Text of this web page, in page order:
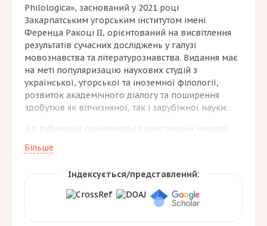
Philologica», заснований у 2021 році
Закарпатським угорським інститутом імені
Ференца Ракоці ІІ, орієнтований на висвітлення
результатів сучасних досліджень у галузі
мовознавства та літературознавства. Видання має
на меті популяризацію наукових студій з
української, угорської та іноземної філології,
розвиток академічного діалогу та поширення
здобутків як вітчизняної, так і зарубіжної науки.
До публікації приймаються оригінальні наукові
літературознавства, перекладознавства,
мовної політики. Особливу увагу приділено
дослідженню сучасних тенденцій у викладанні
мов і літератур, аналізу художніх і культурних
Більше
Індексується/представлений: